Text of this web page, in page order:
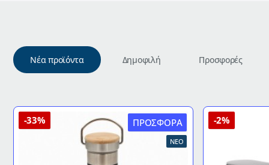
Νέα προϊόντα Δημοφιλή Προσφορές
ΠΡΟΣΦΟΡΆ
ΝΈΟ
-33% -2%